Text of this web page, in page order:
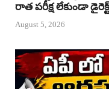
రాత పరీక్ష లేకుండా
August 5, 2026